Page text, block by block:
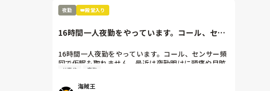
夜勤 👑殿堂入り
16時間一人夜勤をやっています。コール、セン
16時間一人夜勤をやっています。コール、センサー頻
回で仮眠も取れません。最近は夜勤明けに頭痛や目眩
がしてしんどいです(--;)
皆さんの施設では夜勤は休憩ありますか？？
サ高住 夜勤
海賊王